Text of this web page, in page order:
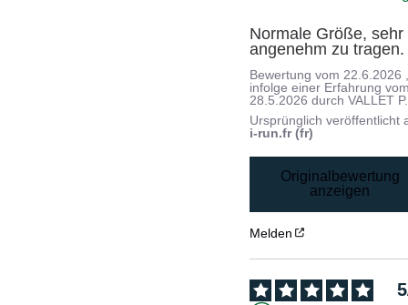
Normale Größe, sehr
angenehm zu tragen.
Bewertung vom 22.6.2026
infolge einer Erfahrung
28.5.2026 durchVALLET P.
Ursprünglich veröffentlicht
i-run.fr (fr)
Originalbewertung
anzeigen
Melden
5